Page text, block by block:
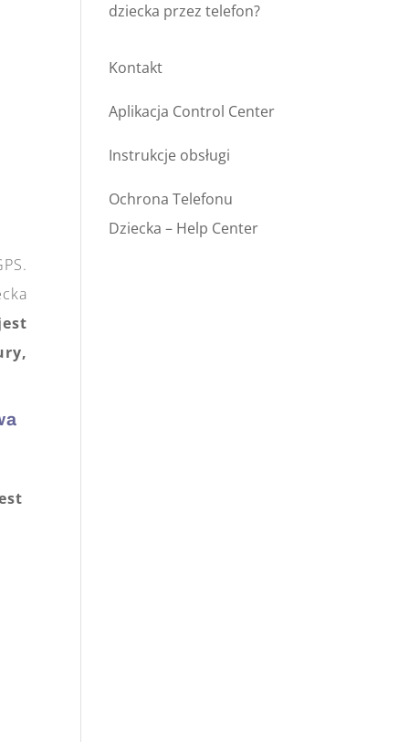
dziecka przez telefon?
Kontakt
Aplikacja Control Center
Instrukcje obsługi
Ochrona Telefonu
Dziecka – Help Center